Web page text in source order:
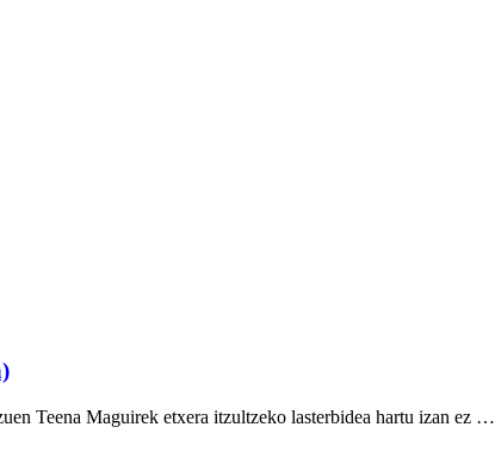
Teena Maguirek etxera itzultzeko lasterbidea hartu izan ez …